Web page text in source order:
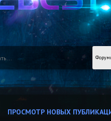
ПРОСМОТР НОВЫХ